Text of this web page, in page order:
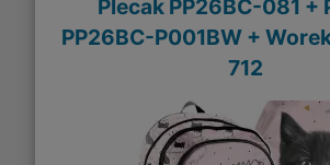
Plecak PP26BC-081 +
PP26BC-P001BW +
712